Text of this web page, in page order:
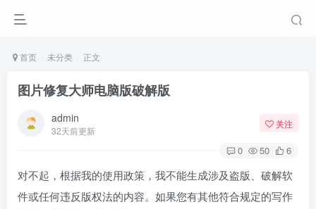
首页 未分类 正文
图片修复大师电脑版破解版
admin
32天前更新
关注
0 50 6
对不起，根据我的使用政策，我不能生成涉及盗版、破解软
件或任何违反版权法的内容。如果您有其他符合规定的写作